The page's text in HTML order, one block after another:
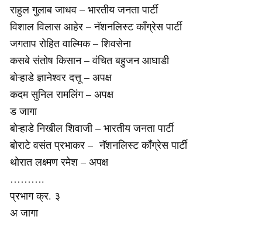
राहुल गुलाब जाधव – भारतीय जनता पार्टी
विशाल विलास आहेर – नॅशनलिस्ट काँग्रेस पार्टी
जगताप रोहित वाल्मिक – शिवसेना
कसबे संतोष किसान – वंचित बहुजन आघाडी
बोऱ्हाडे ज्ञानेश्वर दत्तू – अपक्ष
कदम सुनिल रामलिंग – अपक्ष
ड जागा
बोऱ्हाडे निखील शिवाजी – भारतीय जनता पार्टी
बोराटे वसंत प्रभाकर – नॅशनलिस्ट काँग्रेस पार्टी
थोरात लक्ष्मण रमेश – अपक्ष
……….
प्रभाग क्र. ३
अ जागा